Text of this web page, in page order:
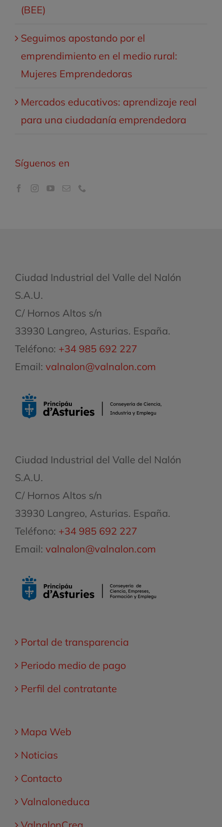
(BEE)
Seguimos apostando por el
emprendimiento en el medio rural:
Mujeres Emprendedoras
Mercados educativos: aprendizaje real
para una ciudadanía emprendedora
Síguenos en
Ciudad Industrial del Valle del Nalón
S.A.U.
C/ Hornos Altos s/n
33930 Langreo, Asturias. España.
Teléfono: +34 985 692 227
Email: valnalon@valnalon.com
Ciudad Industrial del Valle del Nalón
S.A.U.
C/ Hornos Altos s/n
33930 Langreo, Asturias. España.
Teléfono: +34 985 692 227
Email: valnalon@valnalon.com
Portal de transparencia
Periodo medio de pago
Perfil del contratante
Mapa Web
Noticias
Contacto
Valnaloneduca